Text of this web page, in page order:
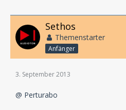
anderen "Klein Label".
aufwärts, und ich glaube
Vorgehensweise in ihrgend
Absätze oder Ruf eines
ich den Eindruck, daß der
den größten Teil Deiner Zeit
herzuziehen. Was sagt das
Sethos
Themenstarter
Anfänger
3. September 2013
@ Perturabo